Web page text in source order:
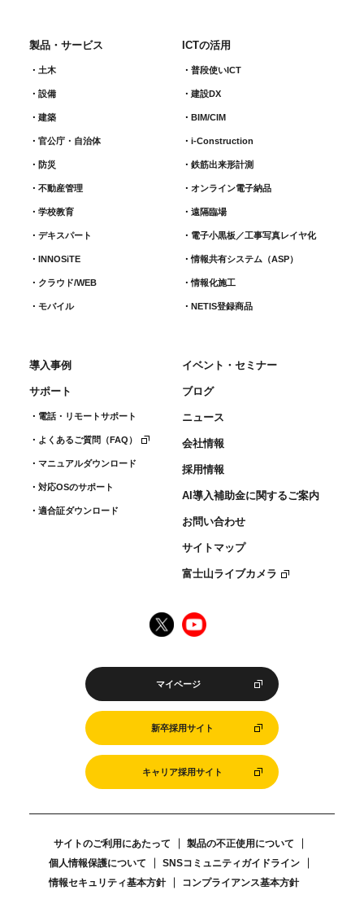
製品・サービス
土木
設備
建築
官公庁・自治体
防災
不動産管理
学校教育
デキスパート
INNOSiTE
クラウド/WEB
モバイル
ICTの活用
普段使いICT
建設DX
BIM/CIM
i-Construction
鉄筋出来形計測​
オンライン電子納品
遠隔臨場
電子小黒板／工事写真レイヤ化
情報共有システム（ASP）
情報化施工
NETIS登録商品
導入事例
サポート
電話・リモートサポート
よくあるご質問（FAQ）
マニュアルダウンロード
対応OSのサポート
適合証ダウンロード
イベント・セミナー
ブログ
ニュース
会社情報
採用情報
AI導入補助金に関するご案内
お問い合わせ
サイトマップ
富士山ライブカメラ
マイページ
新卒採用サイト
キャリア採用サイト
サイトのご利用にあたって
製品の不正使用について
個人情報保護について
SNSコミュニティガイドライン
情報セキュリティ基本方針
コンプライアンス基本方針